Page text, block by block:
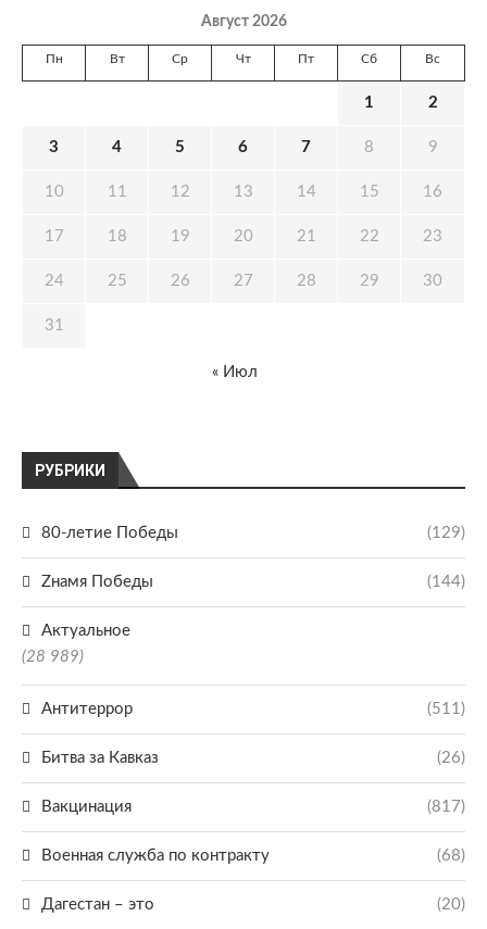
РУБРИКИ
80-летие Победы (129)
Zнамя Победы (144)
Актуальное
(28 989)
Антитеррор (511)
Битва за Кавказ (26)
Вакцинация (817)
Военная служба по контракту (68)
Дагестан – это (20)
Август 2026
Пн Вт Ср Чт Пт Сб Вс
1 2
3 4 5 6 7 8 9
10 11 12 13 14 15 16
17 18 19 20 21 22 23
24 25 26 27 28 29 30
31
« Июл